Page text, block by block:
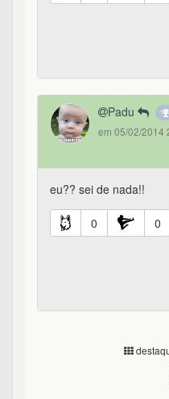
Padu
em 05/02/2014
eu?? sei de nada!!
0 0